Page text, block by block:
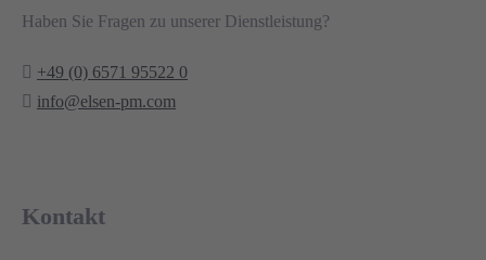
Haben Sie Fragen zu unserer Dienstleistung?
+49 (0) 6571 95522 0
info@elsen-pm.com
Kontakt